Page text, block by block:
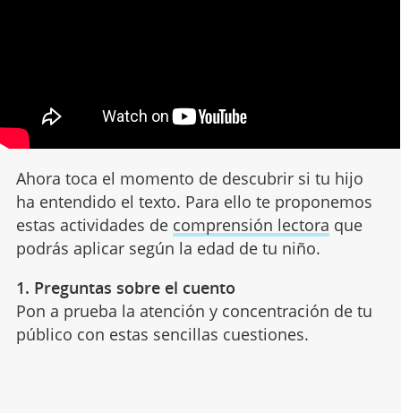
Ahora toca el momento de descubrir si tu hijo
ha entendido el texto. Para ello te proponemos
estas actividades de comprensión lectora que
podrás aplicar según la edad de tu niño.
1. Preguntas sobre el cuento
Pon a prueba la atención y concentración de tu
público con estas sencillas cuestiones.